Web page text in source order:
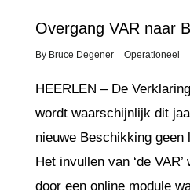
Overgang VAR naar
By Bruce Degener Operationeel
HEERLEN – De
wordt waarschijnlijk dit
nieuwe Beschikking geen
Het invullen van ‘de
door een online module